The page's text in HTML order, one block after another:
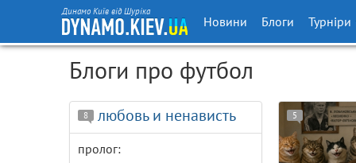
Динамо Київ від Шуріка
Новини Блоги Турніри
Блоги про футбол
8 любовь и ненависть
пролог:
5